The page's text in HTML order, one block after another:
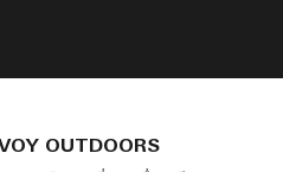
OUTDOORS